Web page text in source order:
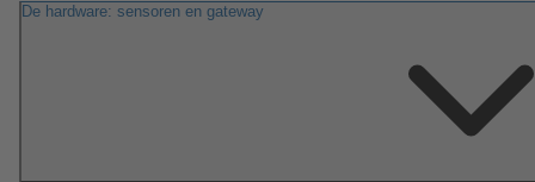
De hardware: sensoren en gateway